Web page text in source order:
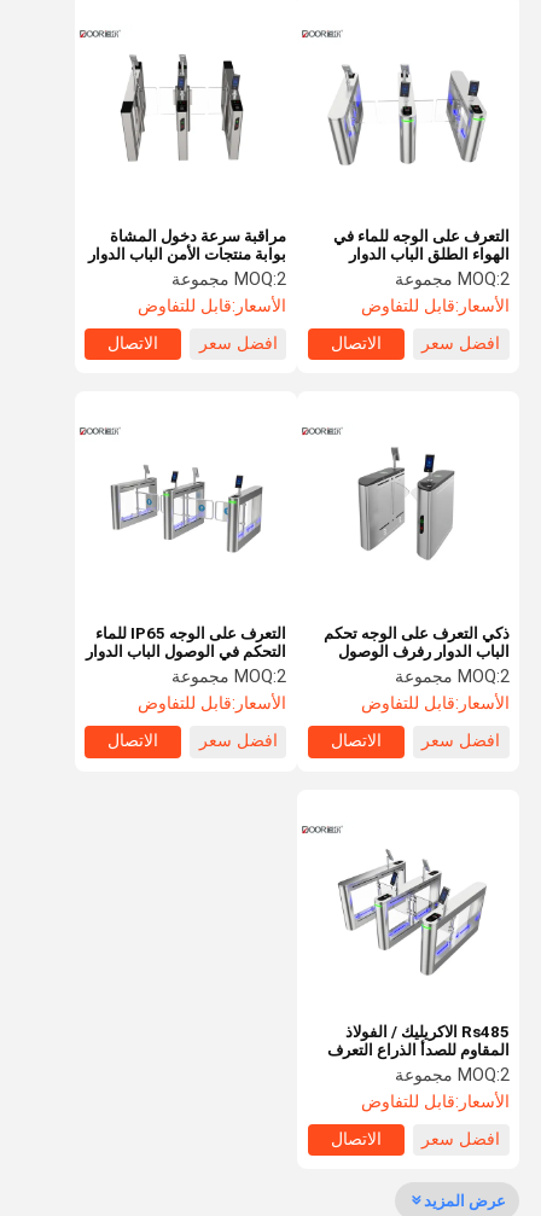
جولة في
مراقبة الجودة أخبار
اطلب اقتباس
أرجوحة باب دوار
الباب الدوار التعرف على الوجه
بوابة الجدار رفرف
التعرف على الوجه للماء في
الهواء الطلق الباب الدوار
304/316 مادة الفولاذ المقاوم
للصدأ
MOQ:2 مجموعة
الأسعار:قابل للتفاوض
افضل سعر
الاتصال
مراقبة سرعة دخول المشاة
بوابة منتجات الأمن الباب الدوار
الاتصال الجاف
MOQ:2 مجموعة
الأسعار:قابل للتفاوض
افضل سعر
الاتصال
ذكي التعرف على الوجه تحكم
الباب الدوار رفرف الوصول
بوابة واحد المارة
MOQ:2 مجموعة
الأسعار:قابل للتفاوض
افضل سعر
الاتصال
التعرف على الوجه IP65 للماء
التحكم في الوصول الباب الدوار
مع الذراع الصلب Stailess
MOQ:2 مجموعة
الأسعار:قابل للتفاوض
افضل سعر
الاتصال
Rs485 الاكريليك / الفولاذ
المقاوم للصدأ الذراع التعرف
على الوجه بوابة تصميم حديث
كامل
MOQ:2 مجموعة
الأسعار:قابل للتفاوض
افضل سعر
الاتصال
عرض المزيد